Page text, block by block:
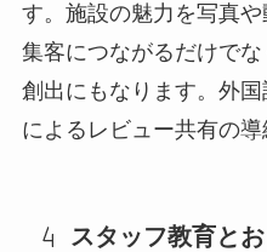
す。施設の魅力を写真や
集客につながるだけでな
創出にもなります。外
によるレビュー共有の導
スタッフ教育と